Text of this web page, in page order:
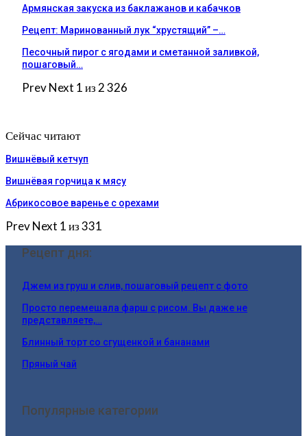
Армянская закуска из баклажанов и кабачков
Рецепт: Маринованный лук “хрустящий” –…
Песочный пирог с ягодами и сметанной заливкой,
пошаговый…
PrevNext 1 из 2 326
Сейчас читают
Вишнёвый кетчуп
Вишнёвая горчица к мясу
Абрикосовое варенье с орехами
PrevNext 1 из 331
Рецепт дня:
Джем из груш и слив, пошаговый рецепт с фото
Просто перемешала фарш с рисом. Вы даже не
представляете,…
Блинный торт со сгущенкой и бананами
Пряный чай
Популярные категории